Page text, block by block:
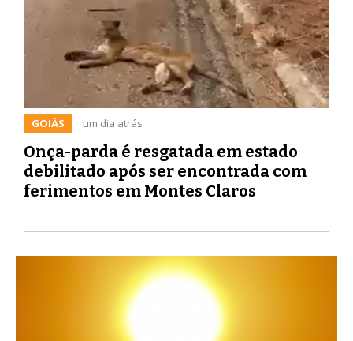
GOIÁS um dia atrás
Onça-parda é resgatada em estado
debilitado após ser encontrada com
ferimentos em Montes Claros